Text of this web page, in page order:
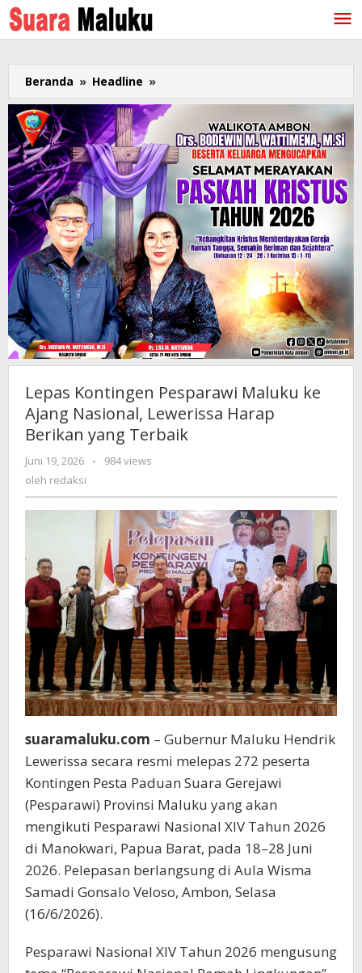
Lewati
ke
konten
Beranda » Headline »
Kontingen
Pesparawi
Maluku
ke
Ajang
Nasional,
Lewerissa
Harap
Berikan
yang
Terbaik
Lepas Kontingen Pesparawi Maluku ke
Ajang Nasional, Lewerissa Harap
Berikan yang Terbaik
Juni 19, 2026
oleh
-
984 views
oleh redaksi
suaramaluku.com – Gubernur Maluku Hendrik
Lewerissa secara resmi melepas 272 peserta
Kontingen Pesta Paduan Suara Gerejawi
(Pesparawi) Provinsi Maluku yang akan
mengikuti Pesparawi Nasional XIV Tahun 2026
di Manokwari, Papua Barat, pada 18–28 Juni
2026. Pelepasan berlangsung di Aula Wisma
Samadi Gonsalo Veloso, Ambon, Selasa
(16/6/2026).
Pesparawi Nasional XIV Tahun 2026 mengusung